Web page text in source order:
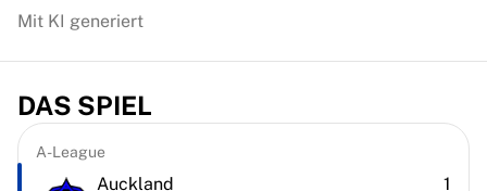
Portland Trail Blazers
View all Basketball
Top NBA Teams
Charlotte Hornets
Chicago Bulls
Portland Trail Blazers
Mit KI generiert
DAS SPIEL
A-League
Auckland 1